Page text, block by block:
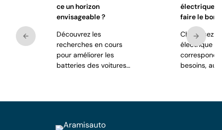
ce un horizon
envisageable ?
Découvrez les
recherches en cours
pour améliorer les
batteries des voitures
électrique :
faire le bon
Choisissez
électrique
besoins, au